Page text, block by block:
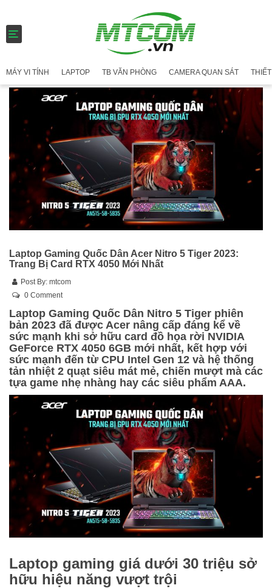
T
o
g
e
a
a
i
MÁY VI TÍNH LAPTOP TB VĂN PHÒNG CAMERA QUAN SÁT
Laptop Gaming Quốc Dân Acer Nitro 5 Tiger 2023:
Trang Bị Card RTX 4050 Mới Nhất
Post By: mtcom
0 Comment
Laptop Gaming Quốc Dân Nitro 5 Tiger phiên
bản 2023 đã được Acer nâng cấp đáng kể về
sức mạnh khi sở hữu card đồ họa rời NVIDIA
GeForce RTX 4050 6GB mới nhất, kết hợp với
sức mạnh đến từ CPU Intel Gen 12 và hệ thống
tản nhiệt 2 quạt siêu mát mẻ, chiến mượt mà các
tựa game nhẹ nhàng hay các siêu phẩm AAA.
Laptop gaming giá dưới 30 triệu sở
hữu hiệu năng vượt trội